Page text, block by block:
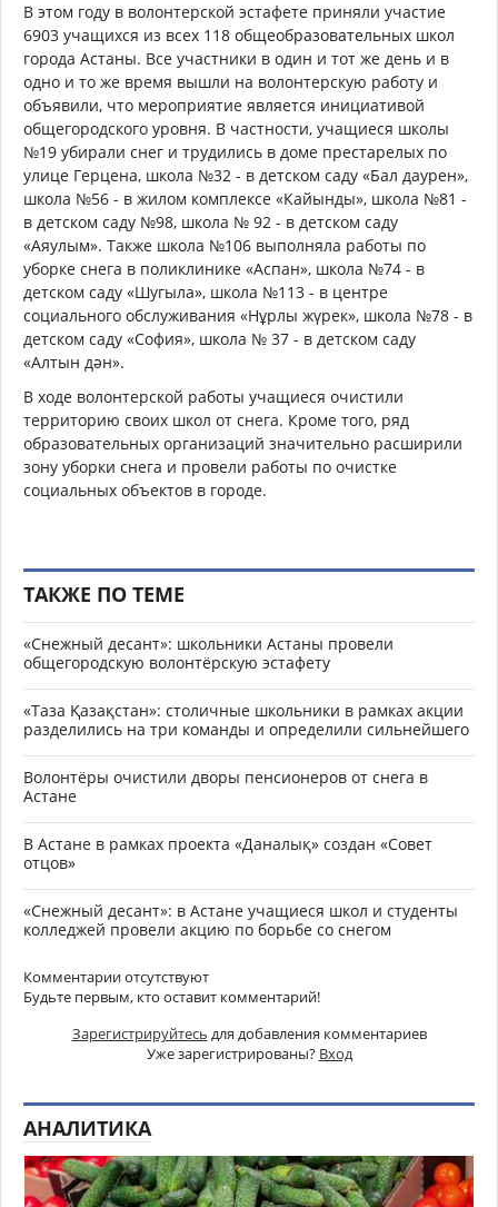
В этом году в волонтерской эстафете приняли участие
6903 учащихся из всех 118 общеобразовательных школ
города Астаны. Все участники в один и тот же день и в
одно и то же время вышли на волонтерскую работу и
объявили, что мероприятие является инициативой
общегородского уровня. В частности, учащиеся школы
№19 убирали снег и трудились в доме престарелых по
улице Герцена, школа №32 - в детском саду «Бал даурен»,
школа №56 - в жилом комплексе «Кайынды», школа №81 -
в детском саду №98, школа № 92 - в детском саду
«Аяулым». Также школа №106 выполняла работы по
уборке снега в поликлинике «Аспан», школа №74 - в
детском саду «Шугыла», школа №113 - в центре
социального обслуживания «Нұрлы жүрек», школа №78 - в
детском саду «София», школа № 37 - в детском саду
«Алтын дән».
В ходе волонтерской работы учащиеся очистили
территорию своих школ от снега. Кроме того, ряд
образовательных организаций значительно расширили
зону уборки снега и провели работы по очистке
социальных объектов в городе.
ТАКЖЕ ПО ТЕМЕ
«Снежный десант»: школьники Астаны провели
общегородскую волонтёрскую эстафету
«Таза Қазақстан»: столичные школьники в рамках акции
разделились на три команды и определили сильнейшего
Волонтёры очистили дворы пенсионеров от снега в
Астане
В Астане в рамках проекта «Даналық» создан «Совет
отцов»
«Снежный десант»: в Астане учащиеся школ и студенты
колледжей провели акцию по борьбе со снегом
Комментарии отсутствуют
Будьте первым, кто оставит комментарий!
Зарегистрируйтесь для добавления комментариев
Уже зарегистрированы? Вход
АНАЛИТИКА